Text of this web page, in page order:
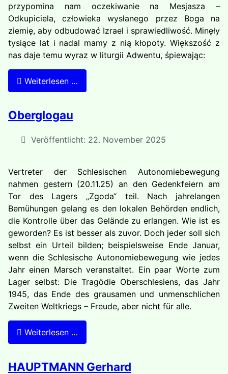
przypomina nam oczekiwanie na Mesjasza –
Odkupiciela, człowieka wysłanego przez Boga na
ziemię, aby odbudować Izrael i sprawiedliwość. Minęły
tysiące lat i nadal mamy z nią kłopoty. Większość z
nas daje temu wyraz w liturgii Adwentu, śpiewając:
Weiterlesen …
Oberglogau
Veröffentlicht: 22. November 2025
Vertreter der Schlesischen Autonomiebewegung
nahmen gestern (20.11.25) an den Gedenkfeiern am
Tor des Lagers „Zgoda“ teil. Nach jahrelangen
Bemühungen gelang es den lokalen Behörden endlich,
die Kontrolle über das Gelände zu erlangen. Wie ist es
geworden? Es ist besser als zuvor. Doch jeder soll sich
selbst ein Urteil bilden; beispielsweise Ende Januar,
wenn die Schlesische Autonomiebewegung wie jedes
Jahr einen Marsch veranstaltet. Ein paar Worte zum
Lager selbst: Die Tragödie Oberschlesiens, das Jahr
1945, das Ende des grausamen und unmenschlichen
Zweiten Weltkriegs – Freude, aber nicht für alle.
Weiterlesen …
HAUPTMANN Gerhard